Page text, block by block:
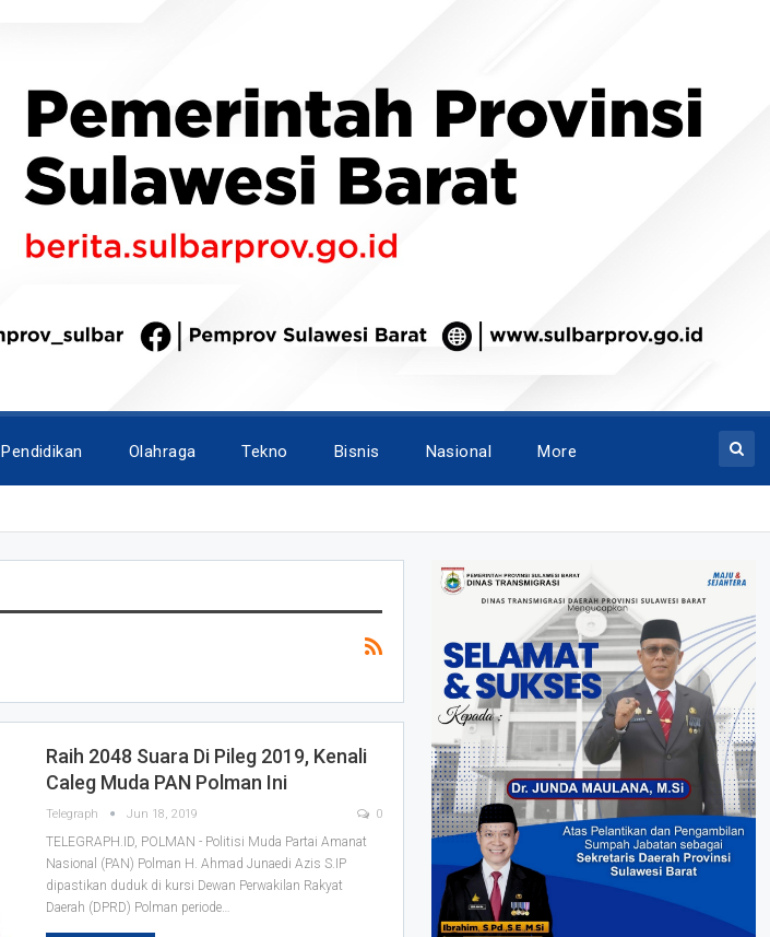
Pendidikan Olahraga Tekno Bisnis Nasional More
Raih 2048 Suara Di Pileg 2019, Kenali
Caleg Muda PAN Polman Ini
Telegraph Jun 18, 2019 0
TELEGRAPH.ID, POLMAN - Politisi Muda Partai Amanat
Nasional (PAN) Polman H. Ahmad Junaedi Azis S.IP
dipastikan duduk di kursi Dewan Perwakilan Rakyat
Daerah (DPRD) Polman periode